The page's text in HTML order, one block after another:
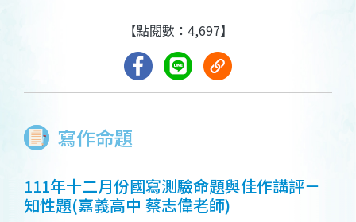
寫作命題
【點閱數：4,697】
111年十二月份國寫測驗命題與佳作講評－
知性題(嘉義高中 蔡志偉老師)